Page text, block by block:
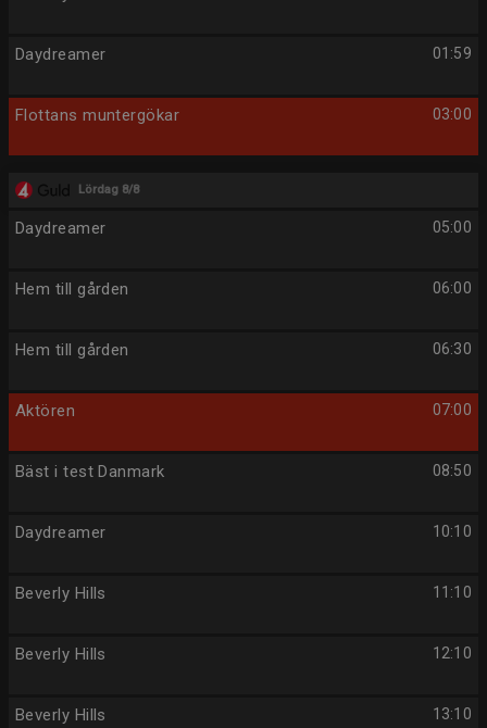
01:59
Daydreamer
03:00
Flottans muntergökar
Lördag 8/8
05:00
Daydreamer
06:00
Hem till gården
06:30
Hem till gården
07:00
Aktören
08:50
Bäst i test Danmark
10:10
Daydreamer
11:10
Beverly Hills
12:10
Beverly Hills
13:10
Beverly Hills